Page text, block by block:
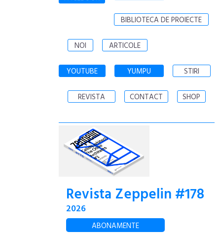
BIBLIOTECA DE PROIECTE
NOI ARTICOLE
YOUTUBE YUMPU STIRI
REVISTA CONTACT SHOP
Revista Zeppelin #178
2026
ABONAMENTE